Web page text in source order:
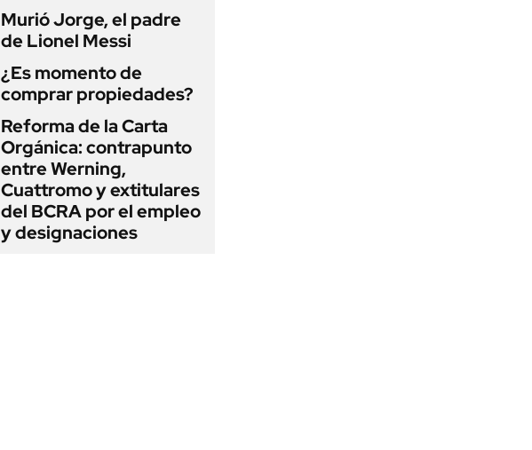
Murió Jorge, el padre
de Lionel Messi
¿Es momento de
comprar propiedades?
Reforma de la Carta
Orgánica: contrapunto
entre Werning,
Cuattromo y extitulares
del BCRA por el empleo
y designaciones